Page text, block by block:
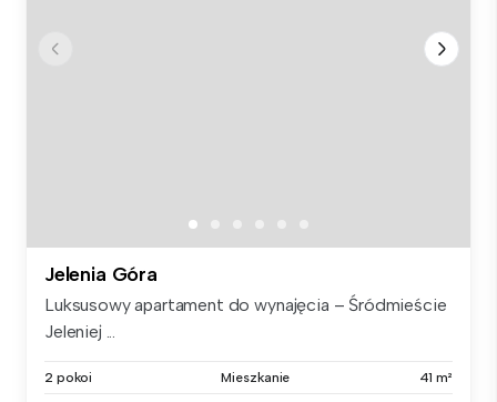
Jelenia Góra
Luksusowy apartament do wynajęcia – Śródmieście
Jeleniej ...
2 pokoi Mieszkanie 41 m²